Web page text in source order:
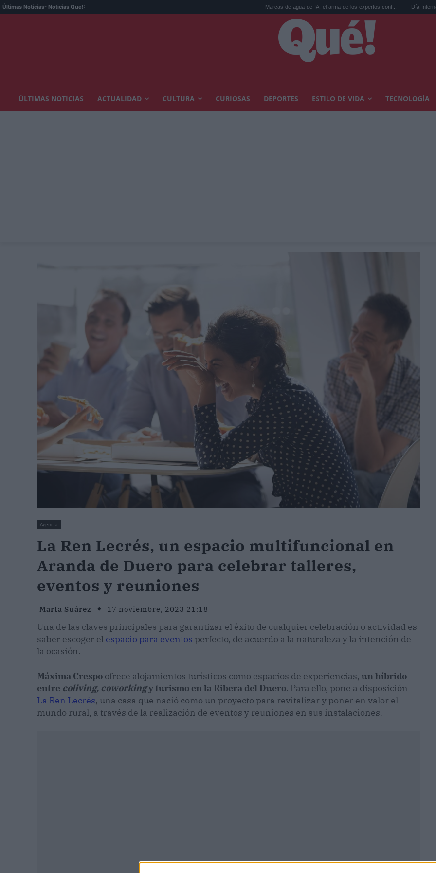
Últimas Noticias- Noticias Que!: Marcas de agua de IA: el arma de los expertos cont... Día Internacional del
ÚLTIMAS NOTICIAS ACTUALIDAD CULTURA CURIOSAS DEPORTES ESTILO DE VIDA TECNOLOGÍA
Agencia
La Ren Lecrés, un espacio multifuncional en
Aranda de Duero para celebrar talleres,
eventos y reuniones
Marta Suárez 17 noviembre, 2023 21:18
Una de las claves principales para garantizar el éxito de cualquier celebración o actividad es
saber escoger el espacio para eventos perfecto, de acuerdo a la naturaleza y la intención de
la ocasión.
Máxima Crespo ofrece alojamientos turísticos como espacios de experiencias, un híbrido
entre coliving, coworkingy turismo en la Ribera del Duero. Para ello, pone a disposición
La Ren Lecrés, una casa que nació como un proyecto para revitalizar y poner en valor el
mundo rural, a través de la realización de eventos y reuniones en sus instalaciones.